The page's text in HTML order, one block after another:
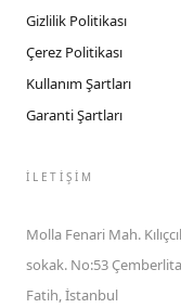
Gizlilik Politikası
Çerez Politikası
Kullanım Şartları
Garanti Şartları
İLETIŞIM
Molla Fenari Mah.
sokak. No:53
Fatih, İstanbul